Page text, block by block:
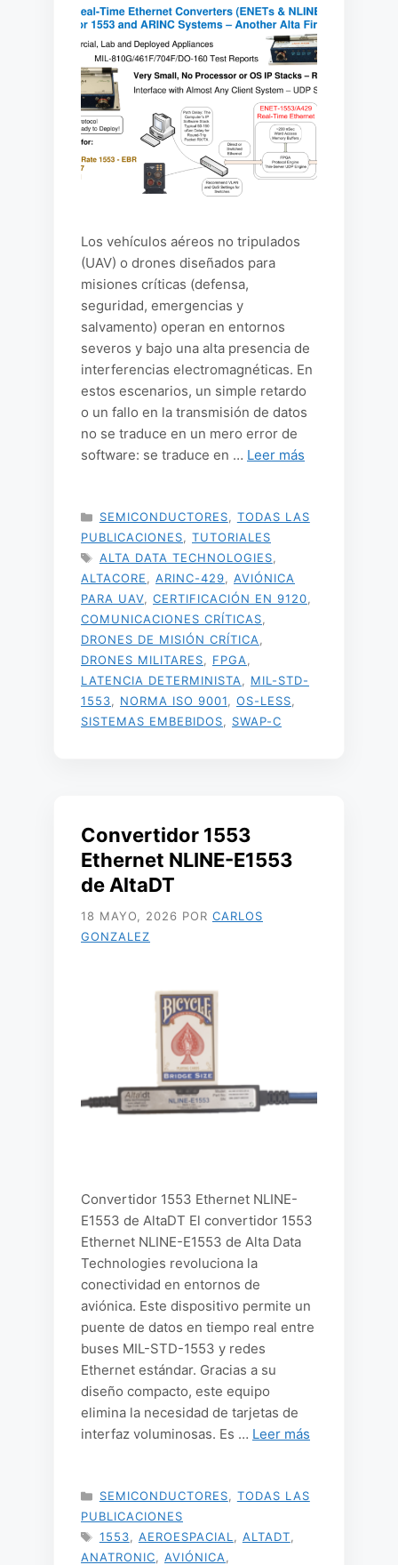
Los vehículos aéreos no tripulados
(UAV) o drones diseñados para
misiones críticas (defensa,
seguridad, emergencias y
salvamento) operan en entornos
severos y bajo una alta presencia de
interferencias electromagnéticas. En
estos escenarios, un simple retardo
o un fallo en la transmisión de datos
no se traduce en un mero error de
software: se traduce en … Leer más
CATEGORÍAS
SEMICONDUCTORES
TODAS LAS
PUBLICACIONES
TUTORIALES
ETIQUETAS
ALTA DATA TECHNOLOGIES
ALTACORE
ARINC-429
AVIÓNICA
PARA UAV
CERTIFICACIÓN EN 9120
COMUNICACIONES CRÍTICAS
DRONES DE MISIÓN CRÍTICA
DRONES MILITARES
FPGA
LATENCIA DETERMINISTA
MIL-STD-
1553
NORMA ISO 9001 OS-LESS
SISTEMAS EMBEBIDOS
SWAP-C
Convertidor 1553
Ethernet NLINE-E1553
de AltaDT
18 MAYO, 2026 POR CARLOS
GONZALEZ
Convertidor 1553 Ethernet NLINE-
E1553 de AltaDT El convertidor 1553
Ethernet NLINE-E1553 de Alta Data
Technologies revoluciona la
conectividad en entornos de
aviónica. Este dispositivo permite un
puente de datos en tiempo real entre
buses MIL-STD-1553 y redes
Ethernet estándar. Gracias a su
diseño compacto, este equipo
elimina la necesidad de tarjetas de
interfaz voluminosas. Es … Leer más
CATEGORÍAS
SEMICONDUCTORES
TODAS LAS
PUBLICACIONES
ETIQUETAS
1553 AEROESPACIAL ALTADT
ANATRONIC
AVIÓNICA